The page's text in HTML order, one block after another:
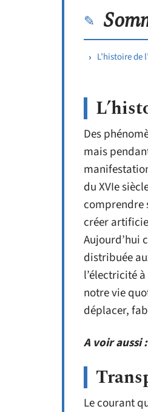
L’histoire de
Des
mais
du XVIe
comprendre
créer
Aujourd’hui
distribuée
l’électricité
notre vie
déplacer,
A voir aussi :
Le courant